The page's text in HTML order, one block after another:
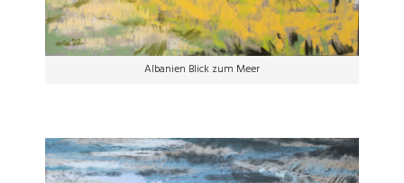
Albanien Blick zum Meer